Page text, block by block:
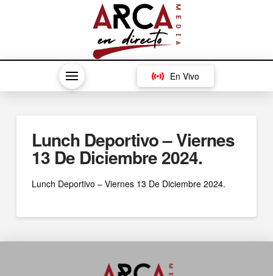
En Vivo
Lunch Deportivo – Viernes
13 De Diciembre 2024.
Lunch Deportivo – Viernes 13 De Diciembre 2024.